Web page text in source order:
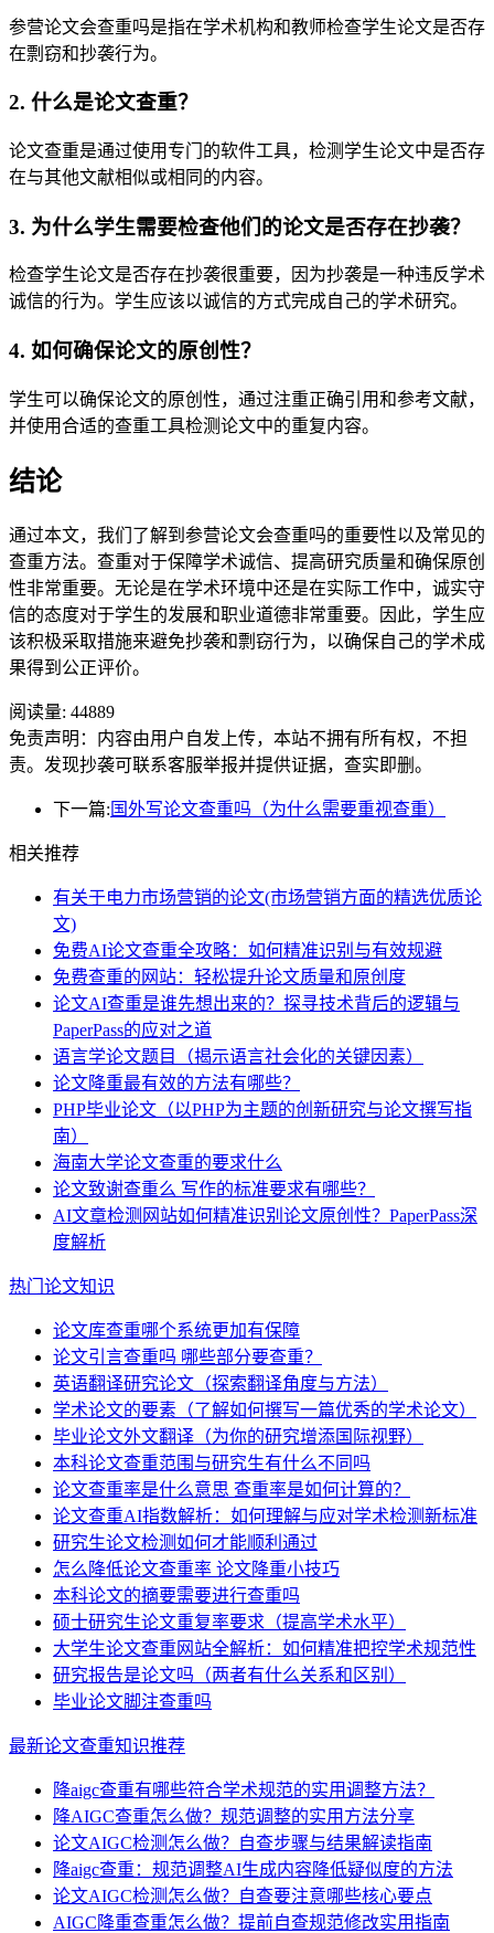
参营论文会查重吗是指在学术机构和教师检查学生论文是否存
在剽窃和抄袭行为。
2. 什么是论文查重？
论文查重是通过使用专门的软件工具，检测学生论文中是否存
在与其他文献相似或相同的内容。
3. 为什么学生需要检查他们的论文是否存在抄袭？
检查学生论文是否存在抄袭很重要，因为抄袭是一种违反学术
诚信的行为。学生应该以诚信的方式完成自己的学术研究。
4. 如何确保论文的原创性？
学生可以确保论文的原创性，通过注重正确引用和参考文献，
并使用合适的查重工具检测论文中的重复内容。
结论
通过本文，我们了解到参营论文会查重吗的重要性以及常见的
查重方法。查重对于保障学术诚信、提高研究质量和确保原创
性非常重要。无论是在学术环境中还是在实际工作中，诚实守
信的态度对于学生的发展和职业道德非常重要。因此，学生应
该积极采取措施来避免抄袭和剽窃行为，以确保自己的学术成
果得到公正评价。
阅读量: 44889
免责声明：内容由用户自发上传，本站不拥有所有权，不担
责。发现抄袭可联系客服举报并提供证据，查实即删。
下一篇: 国外写论文查重吗（为什么需要重视查重）
相关推荐
有关于电力市场营销的论文(市场营销方面的精选优质论
文)
免费AI论文查重全攻略：如何精准识别与有效规避
免费查重的网站：轻松提升论文质量和原创度
论文AI查重是谁先想出来的？探寻技术背后的逻辑与
PaperPass的应对之道
语言学论文题目（揭示语言社会化的关键因素）
论文降重最有效的方法有哪些？
PHP毕业论文（以PHP为主题的创新研究与论文撰写指
南）
海南大学论文查重的要求什么
论文致谢查重么 写作的标准要求有哪些？
AI文章检测网站如何精准识别论文原创性？PaperPass深
度解析
热门论文知识
论文库查重哪个系统更加有保障
论文引言查重吗 哪些部分要查重？
英语翻译研究论文（探索翻译角度与方法）
学术论文的要素（了解如何撰写一篇优秀的学术论文）
毕业论文外文翻译（为你的研究增添国际视野）
本科论文查重范围与研究生有什么不同吗
论文查重率是什么意思 查重率是如何计算的？
论文查重AI指数解析：如何理解与应对学术检测新标准
研究生论文检测如何才能顺利通过
怎么降低论文查重率 论文降重小技巧
本科论文的摘要需要进行查重吗
硕士研究生论文重复率要求（提高学术水平）
大学生论文查重网站全解析：如何精准把控学术规范性
研究报告是论文吗（两者有什么关系和区别）
毕业论文脚注查重吗
最新论文查重知识推荐
降aigc查重有哪些符合学术规范的实用调整方法？
降AIGC查重怎么做？规范调整的实用方法分享
论文AIGC检测怎么做？自查步骤与结果解读指南
降aigc查重：规范调整AI生成内容降低疑似度的方法
论文AIGC检测怎么做？自查要注意哪些核心要点
AIGC降重查重怎么做？提前自查规范修改实用指南